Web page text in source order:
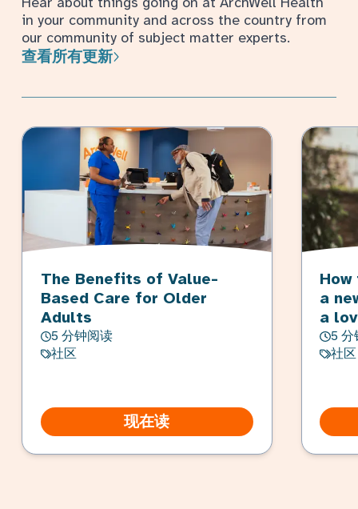
in your community and across the country from
our community of subject matter experts.
查看所有更新
The Benefits of Value-
Based Care for Older
Adults
5 分钟阅读
社区
现在读
a
a
5 分
社区